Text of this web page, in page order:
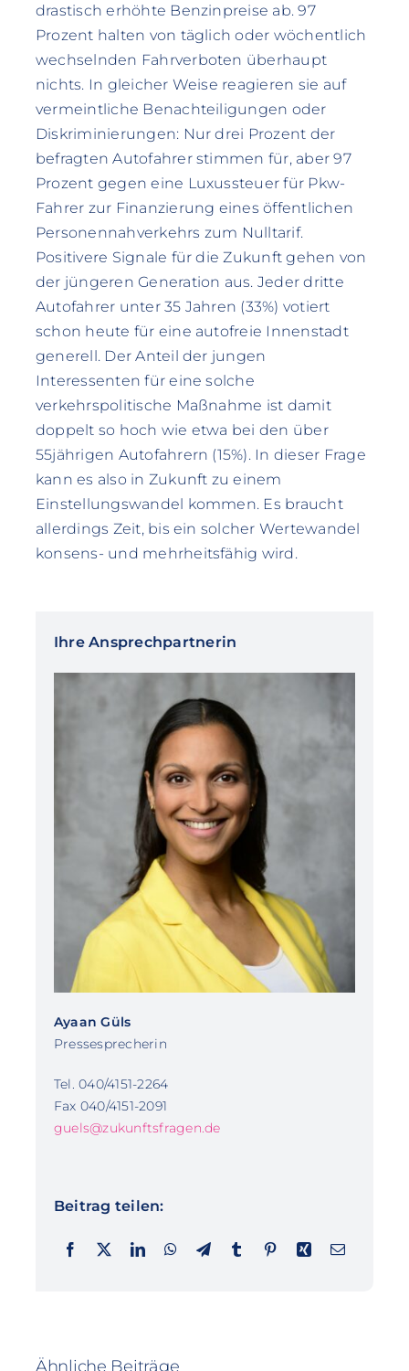
drastisch erhöhte Benzinpreise ab. 97
Prozent halten von täglich oder wöchentlich
wechselnden Fahrverboten überhaupt
nichts. In gleicher Weise reagieren sie auf
vermeintliche Benachteiligungen oder
Diskriminierungen: Nur drei Prozent der
befragten Autofahrer stimmen für, aber 97
Prozent gegen eine Luxussteuer für Pkw-
Fahrer zur Finanzierung eines öffentlichen
Personennahverkehrs zum Nulltarif.
Positivere Signale für die Zukunft gehen von
der jüngeren Generation aus. Jeder dritte
Autofahrer unter 35 Jahren (33%) votiert
schon heute für eine autofreie Innenstadt
generell. Der Anteil der jungen
Interessenten für eine solche
verkehrspolitische Maßnahme ist damit
doppelt so hoch wie etwa bei den über
55jährigen Autofahrern (15%). In dieser Frage
kann es also in Zukunft zu einem
Einstellungswandel kommen. Es braucht
allerdings Zeit, bis ein solcher Wertewandel
konsens- und mehrheitsfähig wird.
Ihre Ansprechpartnerin
Ayaan Güls
Pressesprecherin
Tel. 040/4151-2264
Fax 040/4151-2091
guels@zukunftsfragen.de
Beitrag teilen:
Ähnliche Beiträge